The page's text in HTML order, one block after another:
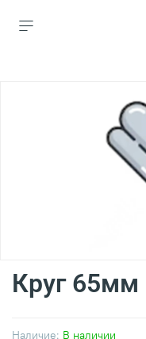
Наличие: В наличии
Круг